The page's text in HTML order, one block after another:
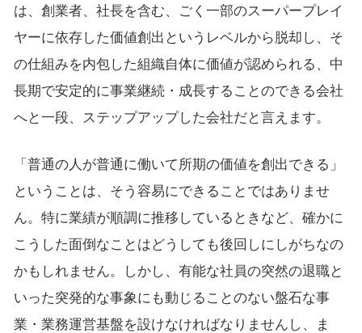
は、創業者、社長を含む、ごく一部のスーパープレイ
ヤーに依存した価値創出というレベルから脱却し、そ
の仕組みを内包した組織自体に価値が認められる、中
長期で安定的に事業継続・成長することのできる会社
へと一段、ステップアップした会社だと言えます。
「普通の人が普通に働いて所期の価値を創出できる」
ということは、そう容易にできることではありませ
ん。特に業績が順調に推移しているときなど、確かに
こうした面倒なことはどうしても後回しにしがちなの
かもしれません。しかし、有能な社員の突然の退職と
いった突発的な事象にも動じることのない盤石な事
業・業務運営基盤を設けなければなりませんし、ま